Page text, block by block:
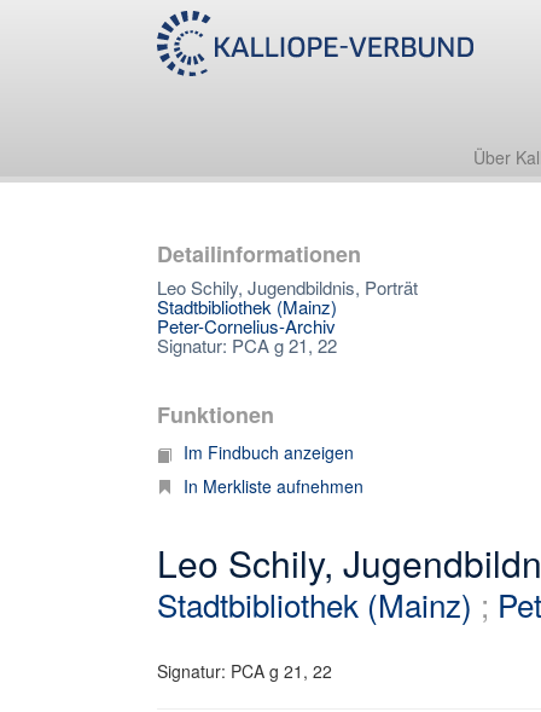
Über
Detailinformationen
Leo Schily, Jugendbildnis, Porträt
Stadtbibliothek (Mainz)
Peter-Cornelius-Archiv
Signatur: PCA g 21, 22
Funktionen
Im Findbuch anzeigen
In Merkliste aufnehmen
Leo Schily,
Stadtbibliothek (Mainz) ;
Signatur: PCA g 21, 22